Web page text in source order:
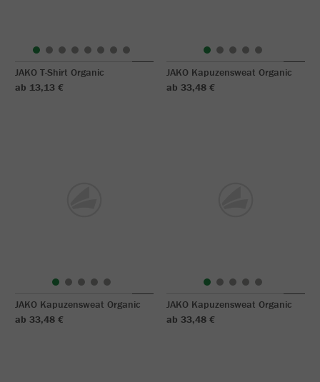
JAKO T-Shirt Organic
ab 13,13 €
JAKO Kapuzensweat Organic
ab 33,48 €
JAKO Kapuzensweat Organic
ab 33,48 €
JAKO Kapuzensweat Organic
ab 33,48 €